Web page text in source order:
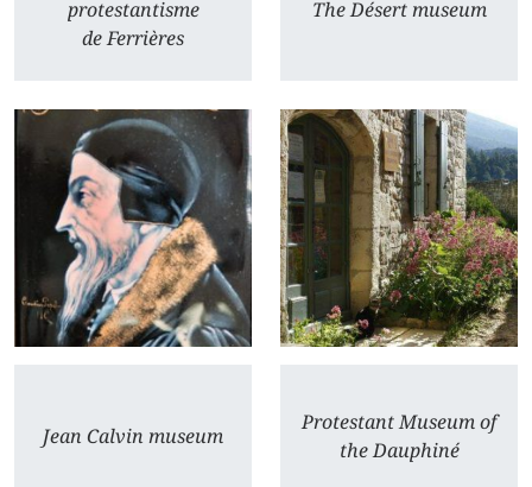
protestantisme
de Ferrières
The Désert museum
Jean Calvin museum
Protestant Museum of
the Dauphiné